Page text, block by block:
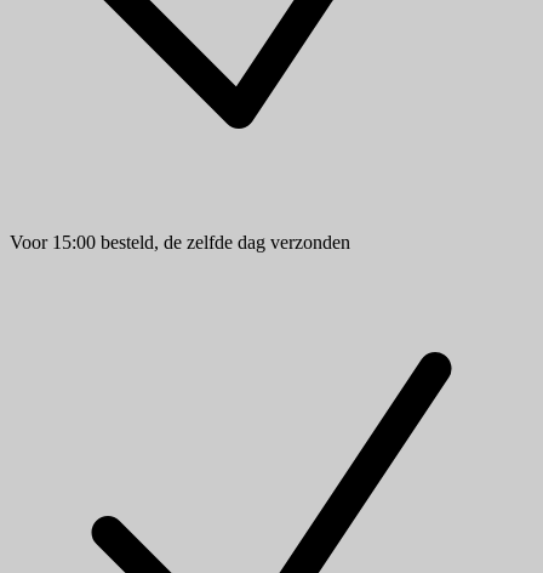
Voor 15:00 besteld, de zelfde dag verzonden